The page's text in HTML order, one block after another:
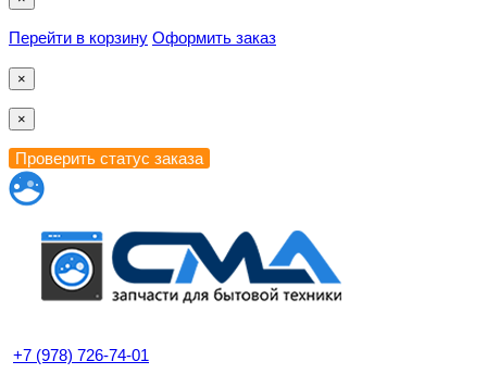
Перейти в корзину Оформить заказ
×
×
+7 (978) 726-74-01